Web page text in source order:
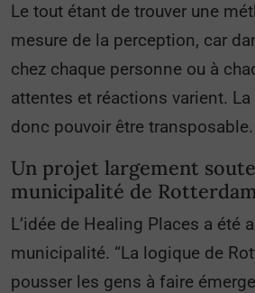
Le tout étant de trouver une
mesure de la perception, car
chez chaque personne ou à
attentes et réactions varient.
donc pouvoir être transposable.
Un projet largement
municipalité de
L’idée de Healing Places a été
municipalité. “La logique de
pousser les gens à faire